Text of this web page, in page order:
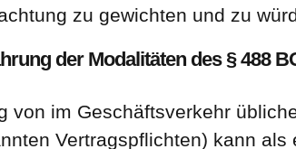
zu gewichten und zu
der Modalitäten des § 488
von im Geschäftsverkehr
Vertragspflichten) kann